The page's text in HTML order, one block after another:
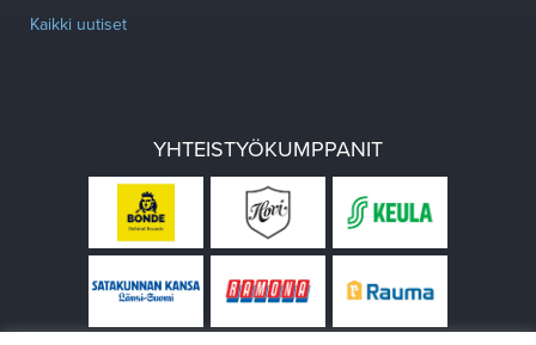
Kaikki uutiset
YHTEISTYÖKUMPPANIT